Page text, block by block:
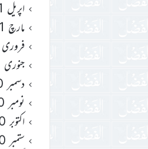
اپریل 2021
مارچ 2021
فروری 2021
جنوری 2021
دسمبر 2020
نومبر 2020
اکتوبر 2020
ستمبر 2020